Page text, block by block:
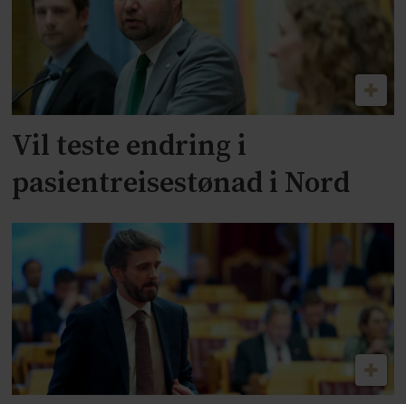
Vil teste endring i
pasientreisestønad i Nord